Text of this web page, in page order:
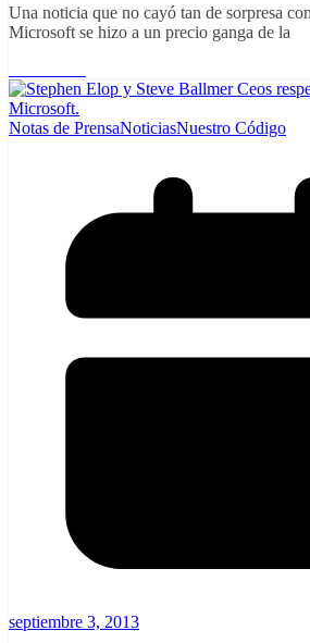
Una noticia que no cayó tan de sorpresa
Microsoft se hizo a un precio ganga de la
Notas de PrensaNoticiasNuestro Código
septiembre 3, 2013